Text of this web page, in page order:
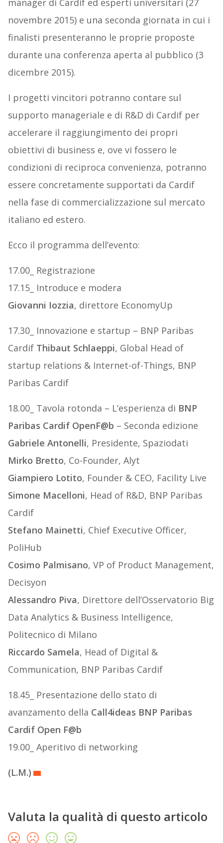
manager di Cardif ed esperti universitari (27
novembre 2015) e una seconda giornata in cui i
finalisti presenteranno le proprie proposte
durante una conferenza aperta al pubblico (3
dicembre 2015).
I progetti vincitori potranno contare sul
supporto manageriale e di R&D di Cardif per
accelerare il raggiungimento dei propri
obiettivi di business e, ove vi fossero le
condizioni di reciproca convenienza, potranno
essere concretamente supportati da Cardif
nella fase di commercializzazione sul mercato
italiano ed estero.
Ecco il programma dell’evento:
17.00_ Registrazione
17.15_ Introduce e modera
Giovanni Iozzia, direttore EconomyUp
17.30_ Innovazione e startup – BNP Paribas
Cardif Thibaut Schlaeppi, Global Head of
startup relations & Internet-of-Things, BNP
Paribas Cardif
18.00_ Tavola rotonda – L’esperienza di BNP
Paribas Cardif OpenF@b – Seconda edizione
Gabriele Antonelli, Presidente, Spaziodati
Mirko Bretto, Co-Founder, Alyt
Giampiero Lotito, Founder & CEO, Facility Live
Simone Macelloni, Head of R&D, BNP Paribas
Cardif
Stefano Mainetti, Chief Executive Officer,
PoliHub
Cosimo Palmisano, VP of Product Management,
Decisyon
Alessandro Piva, Direttore dell’Osservatorio Big
Data Analytics & Business Intelligence,
Politecnico di Milano
Riccardo Samela, Head of Digital &
Communication, BNP Paribas Cardif
18.45_ Presentazione dello stato di
avanzamento della Call4ideas BNP Paribas
Cardif Open F@b
19.00_ Aperitivo di networking
(L.M.)
Valuta la qualità di questo articolo